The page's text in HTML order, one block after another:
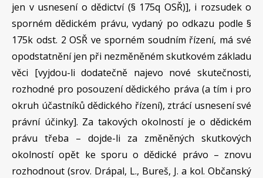
jen v usnesení o dědictví (§ 175q OSŘ)], i rozsudek o
sporném dědickém právu, vydaný po odkazu podle §
175k odst. 2 OSŘ ve sporném soudním řízení, má své
opodstatnění jen při nezměněném skutkovém základu
věci [vyjdou-li dodatečně najevo nové skutečnosti,
rozhodné pro posouzení dědického práva (a tím i pro
okruh účastníků dědického řízení), ztrácí usnesení své
právní účinky]. Za takových okolností je o dědickém
právu třeba – dojde-li za změněných skutkových
okolností opět ke sporu o dědické právo – znovu
rozhodnout (srov. Drápal, L., Bureš, J. a kol. Občanský